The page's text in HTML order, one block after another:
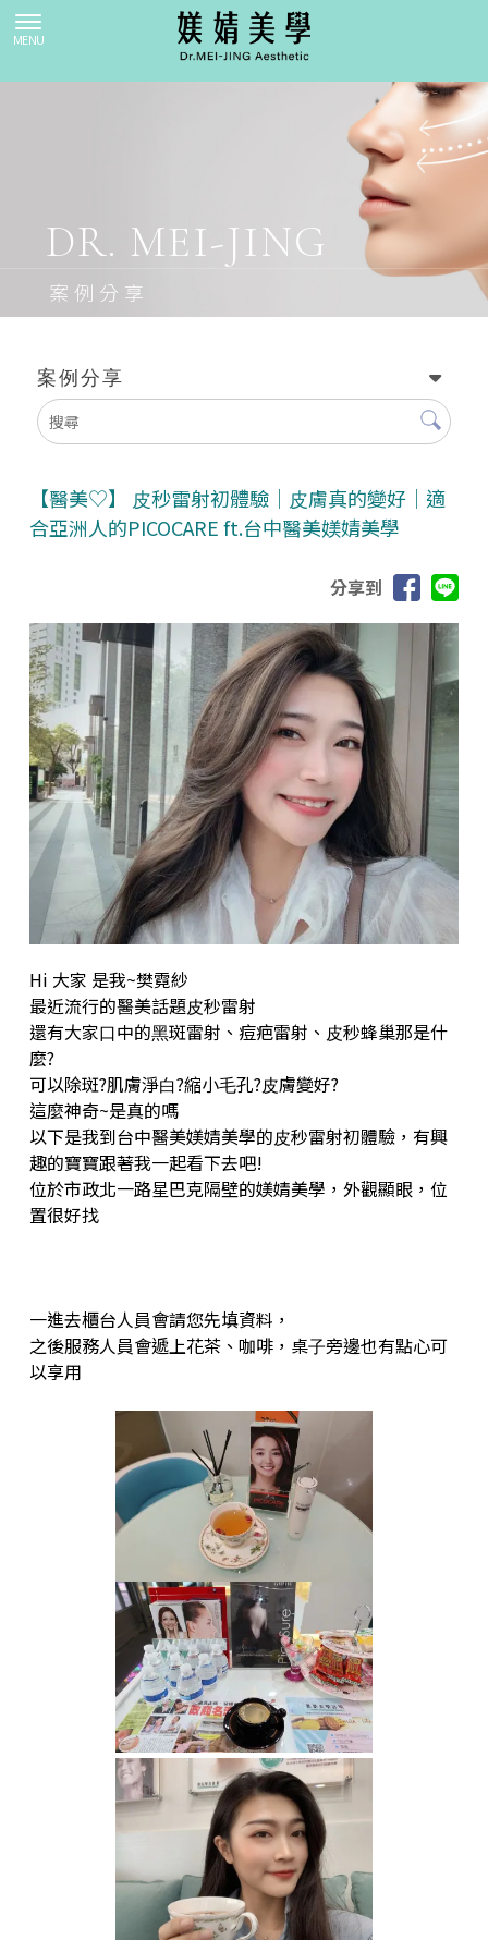
案例分享
案例分享
【醫美♡】 ⽪秒雷射初體驗｜⽪膚真的變好｜適
合亞洲⼈的PICOCARE ft.台中醫美媄婧美學
分享到
Hi ⼤家 是我~樊霓紗
最近流⾏的醫美話題⽪秒雷射
還有⼤家⼝中的⿊斑雷射、痘疤雷射、⽪秒蜂巢那是什
麼?
可以除斑?肌膚淨⽩?縮⼩⽑孔?⽪膚變好?
這麼神奇~是真的嗎
以下是我到台中醫美媄婧美學的⽪秒雷射初體驗，有興
趣的寶寶跟著我⼀起看下去吧!
位於市政北⼀路星巴克隔壁的媄婧美學，外觀顯眼，位
置很好找
⼀進去櫃台⼈員會請您先填資料，
之後服務⼈員會遞上花茶、咖啡，桌⼦旁邊也有點⼼可
以享⽤